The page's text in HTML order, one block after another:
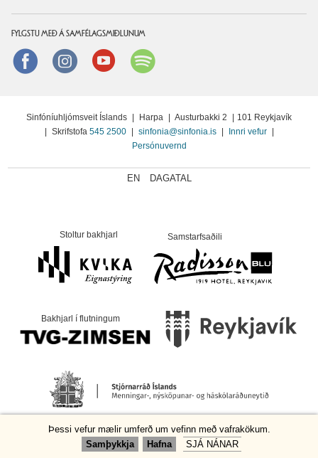
FYLGSTU MEÐ Á SAMFÉLAGSMIÐLUNUM
FacebookinstagramYoutube
Sinfóníuhljómsveit Íslands Harpa Austurbakki 2
101 Reykjavík
Skrifstofa 545 2500 sinfonia@sinfonia.is Innri vefur
Persónuvernd
EN DAGATAL
Stoltur bakhjarl Samstarfsaðili
Bakhjarl í flutningum
Þessi vefur mælir umferð um vefinn með vafrakökum.
Samþykkja
Hafna SJÁ NÁNAR